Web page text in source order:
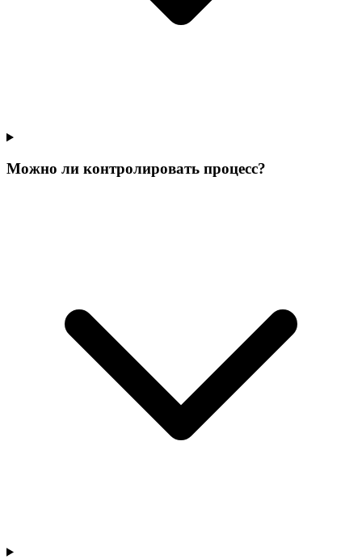
Можно ли контролировать процесс?